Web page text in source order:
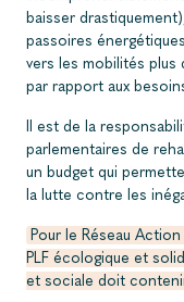
baisser
passoires
vers les mobilités plus
par rapport aux
Il est de la
parlementaires de
un budget qui
la lutte contre les
Pour le Réseau
PLF écologique et
et sociale doit